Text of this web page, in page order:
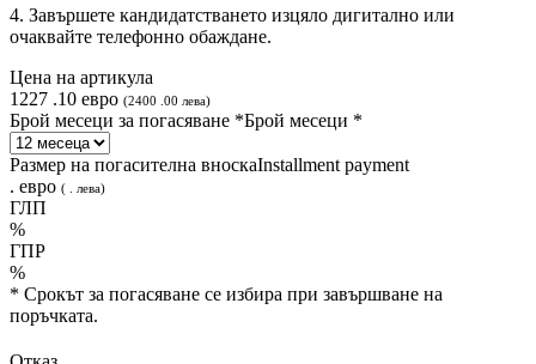
4. Завършете кандидатстването изцяло дигитално или
очаквайте телефонно обаждане.
Цена на артикула
1227 .10 евро (2400 .00 лева)
Брой месеци за погасяване *Брой месеци *
Размер на погасителна вноскаInstallment payment
. евро ( . лева)
ГЛП
%
ГПР
%
* Срокът за погасяване се избира при завършване на
поръчката.